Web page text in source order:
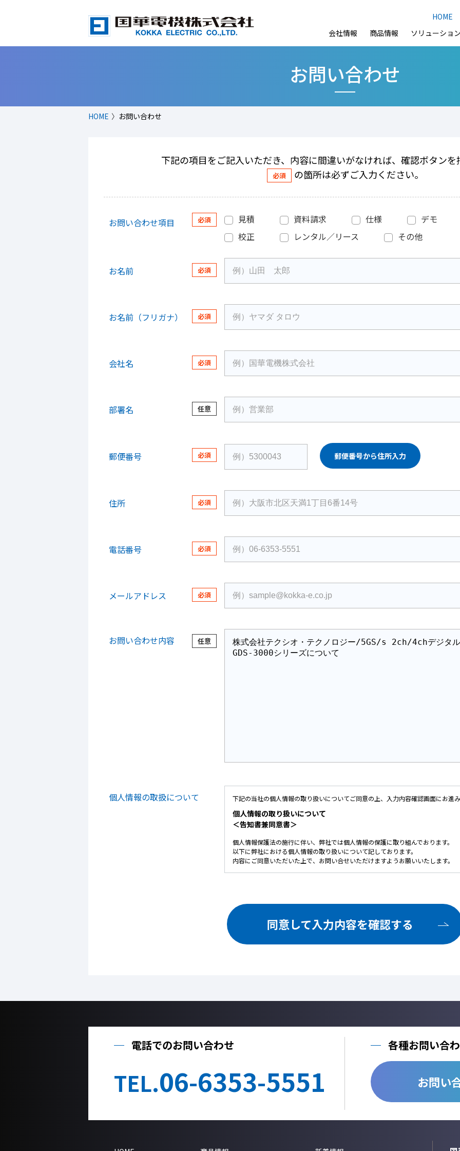
HOME
会社情報
商品情報 ソリューショ
お問い合わせ
HOME お問い合わせ
下記の項目をご記入いただき、内容に間違いがなければ、確認ボタンを
の箇所は必ずご入力ください。
お問い合わせ項目 見積 資料請求 仕様 デモ
校正
レンタル／リース その他
お名前
お名前（フリガナ）
会社名
部署名
郵便番号 郵便番号から住所入力
住所
電話番号
メールアドレス
お問い合わせ内容
個人情報の取扱について 下記の当社の個人情報の取り扱いについてご同意の上、入力内容確認画面にお進み
個人情報の取り扱いについて
＜告知書兼同意書＞
個人情報保護法の施行に伴い、弊社では個人情報の保護に取り組んでおります。
以下に弊社における個人情報の取り扱いについて記しております。
内容にご同意いただいた上で、お問い合せいただけますようお願いいたします。
お取引が発生した場合のクライアント管理のため。
お客様のご利用状況を把握し、今後のサービス改善に役立てるため。
ご提供いただいた個人情報を、法令に定める場合を除き、個人情報を、事前に
しません。
当社への個人情報の利用目的の通知、開示、内容の訂正、追加または削除、
Cookie情報としましては、今後のより良い情報提供を目指す為のアクセス解
情報のみを取得しており、個人情報は取得しておりません。
＜個人情報に関する連絡先＞
国華電機株式会社
webinfo@kokka-e.co.jp
同意して入力内容を確認する
電話でのお問い合わせ
TEL.06-6353-5551
各種お問い合
お問い